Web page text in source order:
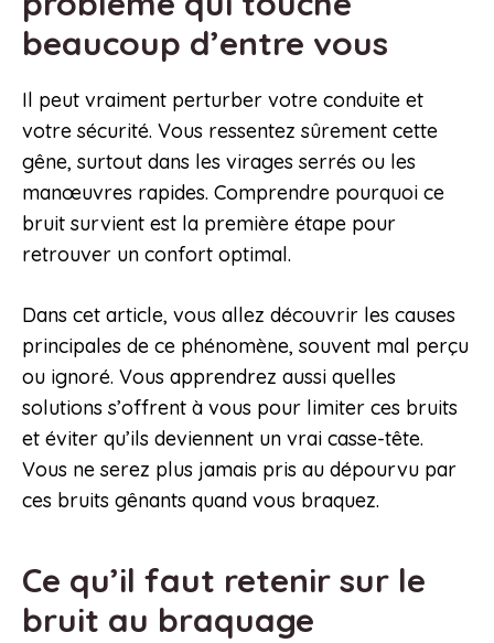
beaucoup d’entre vous
Il peut vraiment perturber votre conduite et
votre sécurité. Vous ressentez sûrement cette
gêne, surtout dans les virages serrés ou les
manœuvres rapides. Comprendre pourquoi ce
bruit survient est la première étape pour
retrouver un confort optimal.
Dans cet article, vous allez découvrir les causes
principales de ce phénomène, souvent mal perçu
ou ignoré. Vous apprendrez aussi quelles
solutions s’offrent à vous pour limiter ces bruits
et éviter qu’ils deviennent un vrai casse-tête.
Vous ne serez plus jamais pris au dépourvu par
ces bruits gênants quand vous braquez.
Ce qu’il faut retenir sur le
bruit au braquage